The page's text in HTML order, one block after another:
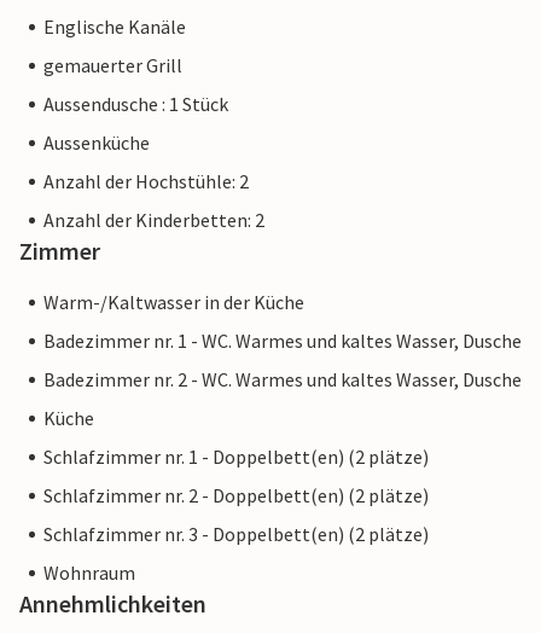
Englische Kanäle
gemauerter Grill
Aussendusche : 1 Stück
Aussenküche
Anzahl der Hochstühle: 2
Anzahl der Kinderbetten: 2
Zimmer
Warm-/Kaltwasser in der Küche
Badezimmer nr. 1 - WC. Warmes und kaltes Wasser, Dusche
Badezimmer nr. 2 - WC. Warmes und kaltes Wasser, Dusche
Küche
Schlafzimmer nr. 1 - Doppelbett(en) (2 plätze)
Schlafzimmer nr. 2 - Doppelbett(en) (2 plätze)
Schlafzimmer nr. 3 - Doppelbett(en) (2 plätze)
Wohnraum
Annehmlichkeiten